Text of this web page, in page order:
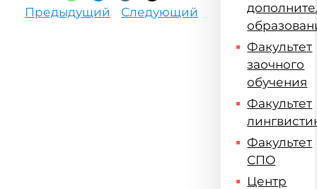
Предыдущий Следующий
Факультет
заочного
обучения
Факультет
Факультет
СПО
Центр